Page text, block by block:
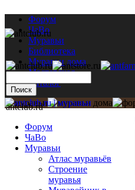
Форум
ЧаВо
Муравьи
Библиотека
Муравьи дома
Мастерская
Каталог
antclub.ru
Форум
ЧаВо
Муравьи
Атлас муравьёв
Строение
муравья